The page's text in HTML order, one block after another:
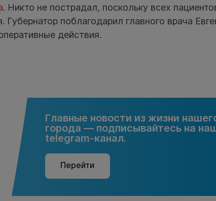
. Никто не пострадал, поскольку всех
Губернатор поблагодарил главного врача
действия.
Главные новости из жизни
города — подписывайтесь на
telegram-канал.
Перейти